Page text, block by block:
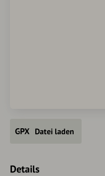
Datei laden
Details